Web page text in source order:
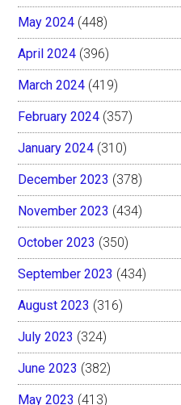
May 2024 (448)
April 2024 (396)
March 2024 (419)
February 2024 (357)
January 2024 (310)
December 2023 (378)
November 2023 (434)
October 2023 (350)
September 2023 (434)
August 2023 (316)
July 2023 (324)
June 2023 (382)
May 2023 (413)